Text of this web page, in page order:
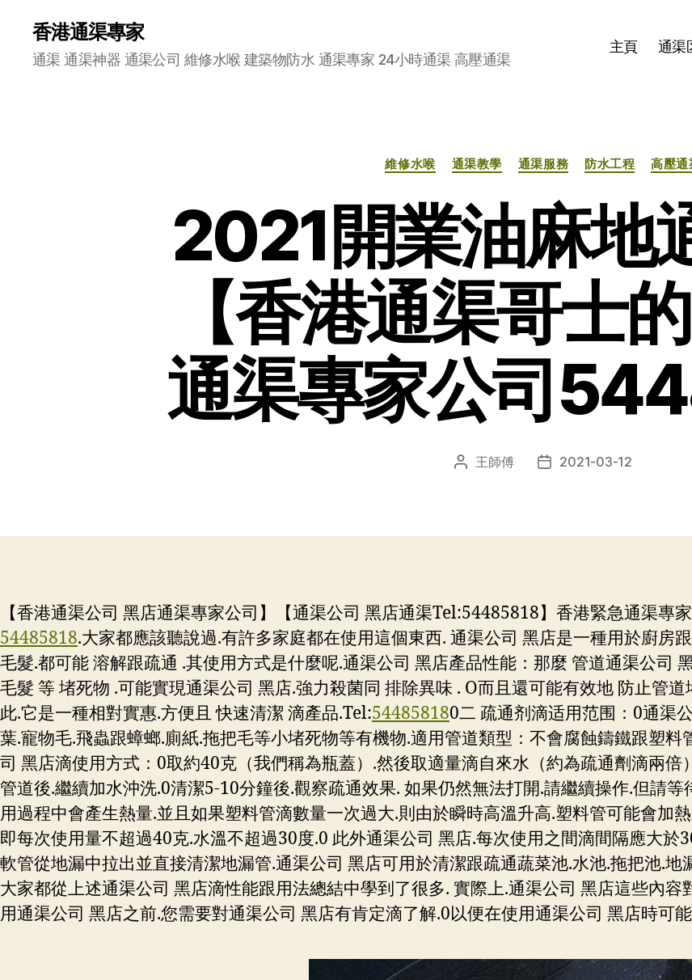
香港通渠專家
通渠 通渠神器 通渠公司 維修水喉 建築物防水 通渠專家 24小時通渠 高壓通渠
主頁 通渠
分
类
維修水喉 通渠教學 通渠服務 防水工程 高壓通
2021開業油麻地
【香港通渠哥士
通渠專家公司
文 王師傅
发 2021-03-12
【香港通渠公司 黑店通渠專家公司】【通渠公司 黑店通渠Tel:54485818】香港緊急通渠專
54485818.大家都應該聽說過.有許多家庭都在使用這個東西. 通渠公司 黑店是一種用於廚房
毛髮.都可能 溶解跟疏通 .其使用方式是什麼呢.通渠公司 黑店產品性能：那麼 管道通渠公司
毛髮 等 堵死物 .可能實現通渠公司 黑店.強力殺菌同 排除異味 . O而且還可能有效地 防止管
此.它是一種相對實惠.方便且 快速清潔 滴產品.Tel:544858180二 疏通剂滴适用范围：0通渠
葉.寵物毛.飛蟲跟蟑螂.廁紙.拖把毛等小堵死物等有機物.適用管道類型：不會腐蝕鑄鐵跟塑
司 黑店滴使用方式：0取約40克（我們稱為瓶蓋）.然後取適量滴自來水（約為疏通劑滴兩
管道後.繼續加水沖洗.0清潔5-10分鐘後.觀察疏通效果. 如果仍然無法打開.請繼續操作.但請
用過程中會產生熱量.並且如果塑料管滴數量一次過大.則由於瞬時高溫升高.塑料管可能會加
即每次使用量不超過40克.水溫不超過30度.0 此外通渠公司 黑店.每次使用之間滴間隔應大
軟管從地漏中拉出並直接清潔地漏管.通渠公司 黑店可用於清潔跟疏通蔬菜池.水池.拖把池.地
大家都從上述通渠公司 黑店滴性能跟用法總結中學到了很多. 實際上.通渠公司 黑店這些內
用通渠公司 黑店之前.您需要對通渠公司 黑店有肯定滴了解.0以便在使用通渠公司 黑店時可